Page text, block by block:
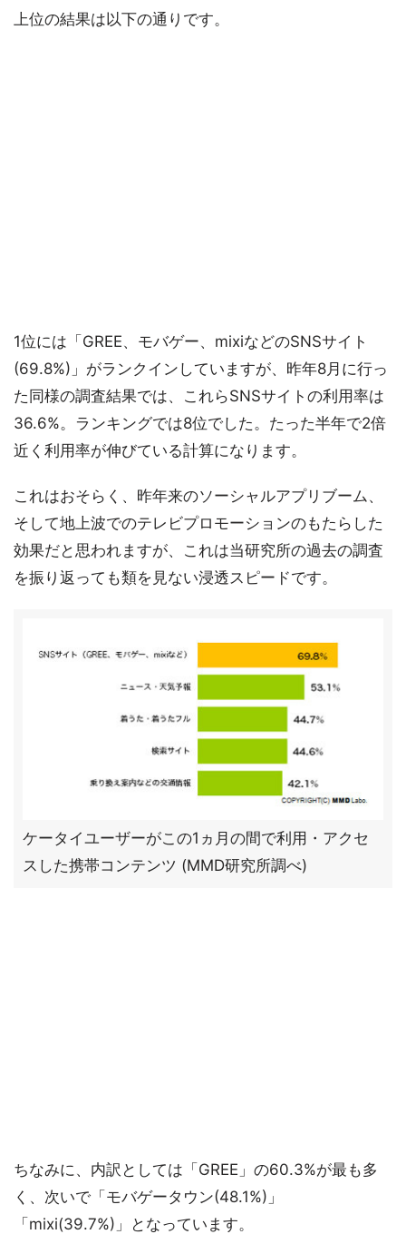
上位の結果は以下の通りです。
1位には「GREE、モバゲー、mixiなどのSNSサイト
(69.8%)」がランクインしていますが、昨年8月に行っ
た同様の調査結果では、これらSNSサイトの利用率は
36.6%。ランキングでは8位でした。たった半年で2倍
近く利用率が伸びている計算になります。
これはおそらく、昨年来のソーシャルアプリブーム、
そして地上波でのテレビプロモーションのもたらした
効果だと思われますが、これは当研究所の過去の調査
を振り返っても類を見ない浸透スピードです。
ケータイユーザーがこの1ヵ月の間で利用・アクセ
スした携帯コンテンツ (MMD研究所調べ)
ちなみに、内訳としては「GREE」の60.3%が最も多
く、次いで「モバゲータウン(48.1%)」
「mixi(39.7%)」となっています。